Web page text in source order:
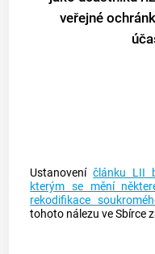
veřejné
Ustanoveníčlánku LII
kterým se mění
rekodifikace
tohoto nálezu ve Sbírce